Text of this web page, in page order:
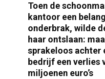
Toen de
kantoor een
onderbrak, wilde
haar ontslaan:
sprakeloos achter
bedrijf een verlies
miljoenen euro’s